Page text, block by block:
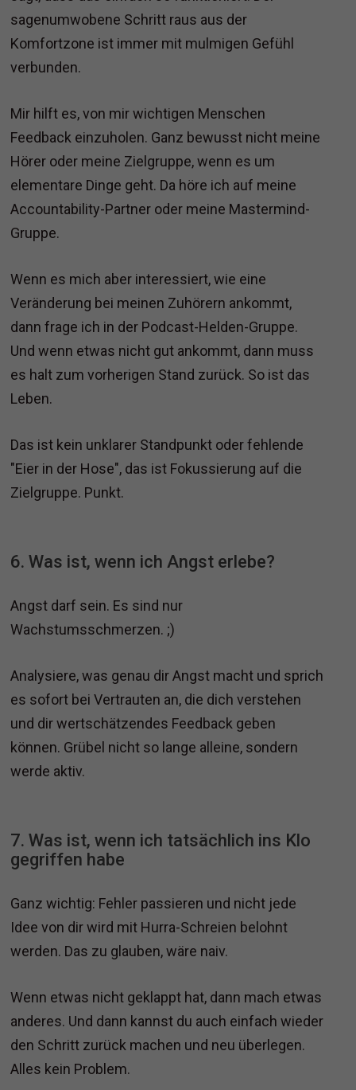
sagenumwobene Schritt raus aus der
Komfortzone ist immer mit mulmigen Gefühl
verbunden.
Mir hilft es, von mir wichtigen Menschen
Feedback einzuholen. Ganz bewusst nicht meine
Hörer oder meine Zielgruppe, wenn es um
elementare Dinge geht. Da höre ich auf meine
Accountability-Partner oder meine Mastermind-
Gruppe.
Wenn es mich aber interessiert, wie eine
Veränderung bei meinen Zuhörern ankommt,
dann frage ich in der Podcast-Helden-Gruppe.
Und wenn etwas nicht gut ankommt, dann muss
es halt zum vorherigen Stand zurück. So ist das
Leben.
Das ist kein unklarer Standpunkt oder fehlende
"Eier in der Hose", das ist Fokussierung auf die
Zielgruppe. Punkt.
6. Was ist, wenn ich Angst erlebe?
Angst darf sein. Es sind nur
Wachstumsschmerzen. ;)
Analysiere, was genau dir Angst macht und sprich
es sofort bei Vertrauten an, die dich verstehen
und dir wertschätzendes Feedback geben
können. Grübel nicht so lange alleine, sondern
werde aktiv.
7. Was ist, wenn ich tatsächlich ins Klo
gegriffen habe
Ganz wichtig: Fehler passieren und nicht jede
Idee von dir wird mit Hurra-Schreien belohnt
werden. Das zu glauben, wäre naiv.
Wenn etwas nicht geklappt hat, dann mach etwas
anderes. Und dann kannst du auch einfach wieder
den Schritt zurück machen und neu überlegen.
Alles kein Problem.